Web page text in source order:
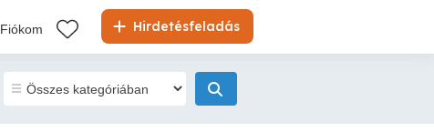
Hirdetésfeladás
Fiókom